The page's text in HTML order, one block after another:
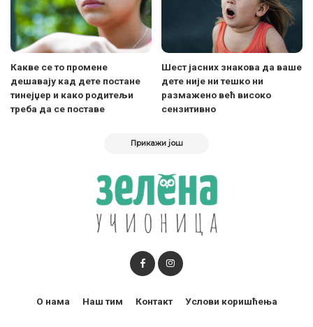
Какве се то промене
дешавају кад дете постане
тинејџер и како родитељи
треба да се поставе
Шест јасних знакова да ваше
дете није ни тешко ни
размажено већ високо
сензитивно
Прикажи још
О нама Наш тим Контакт Услови коришћења